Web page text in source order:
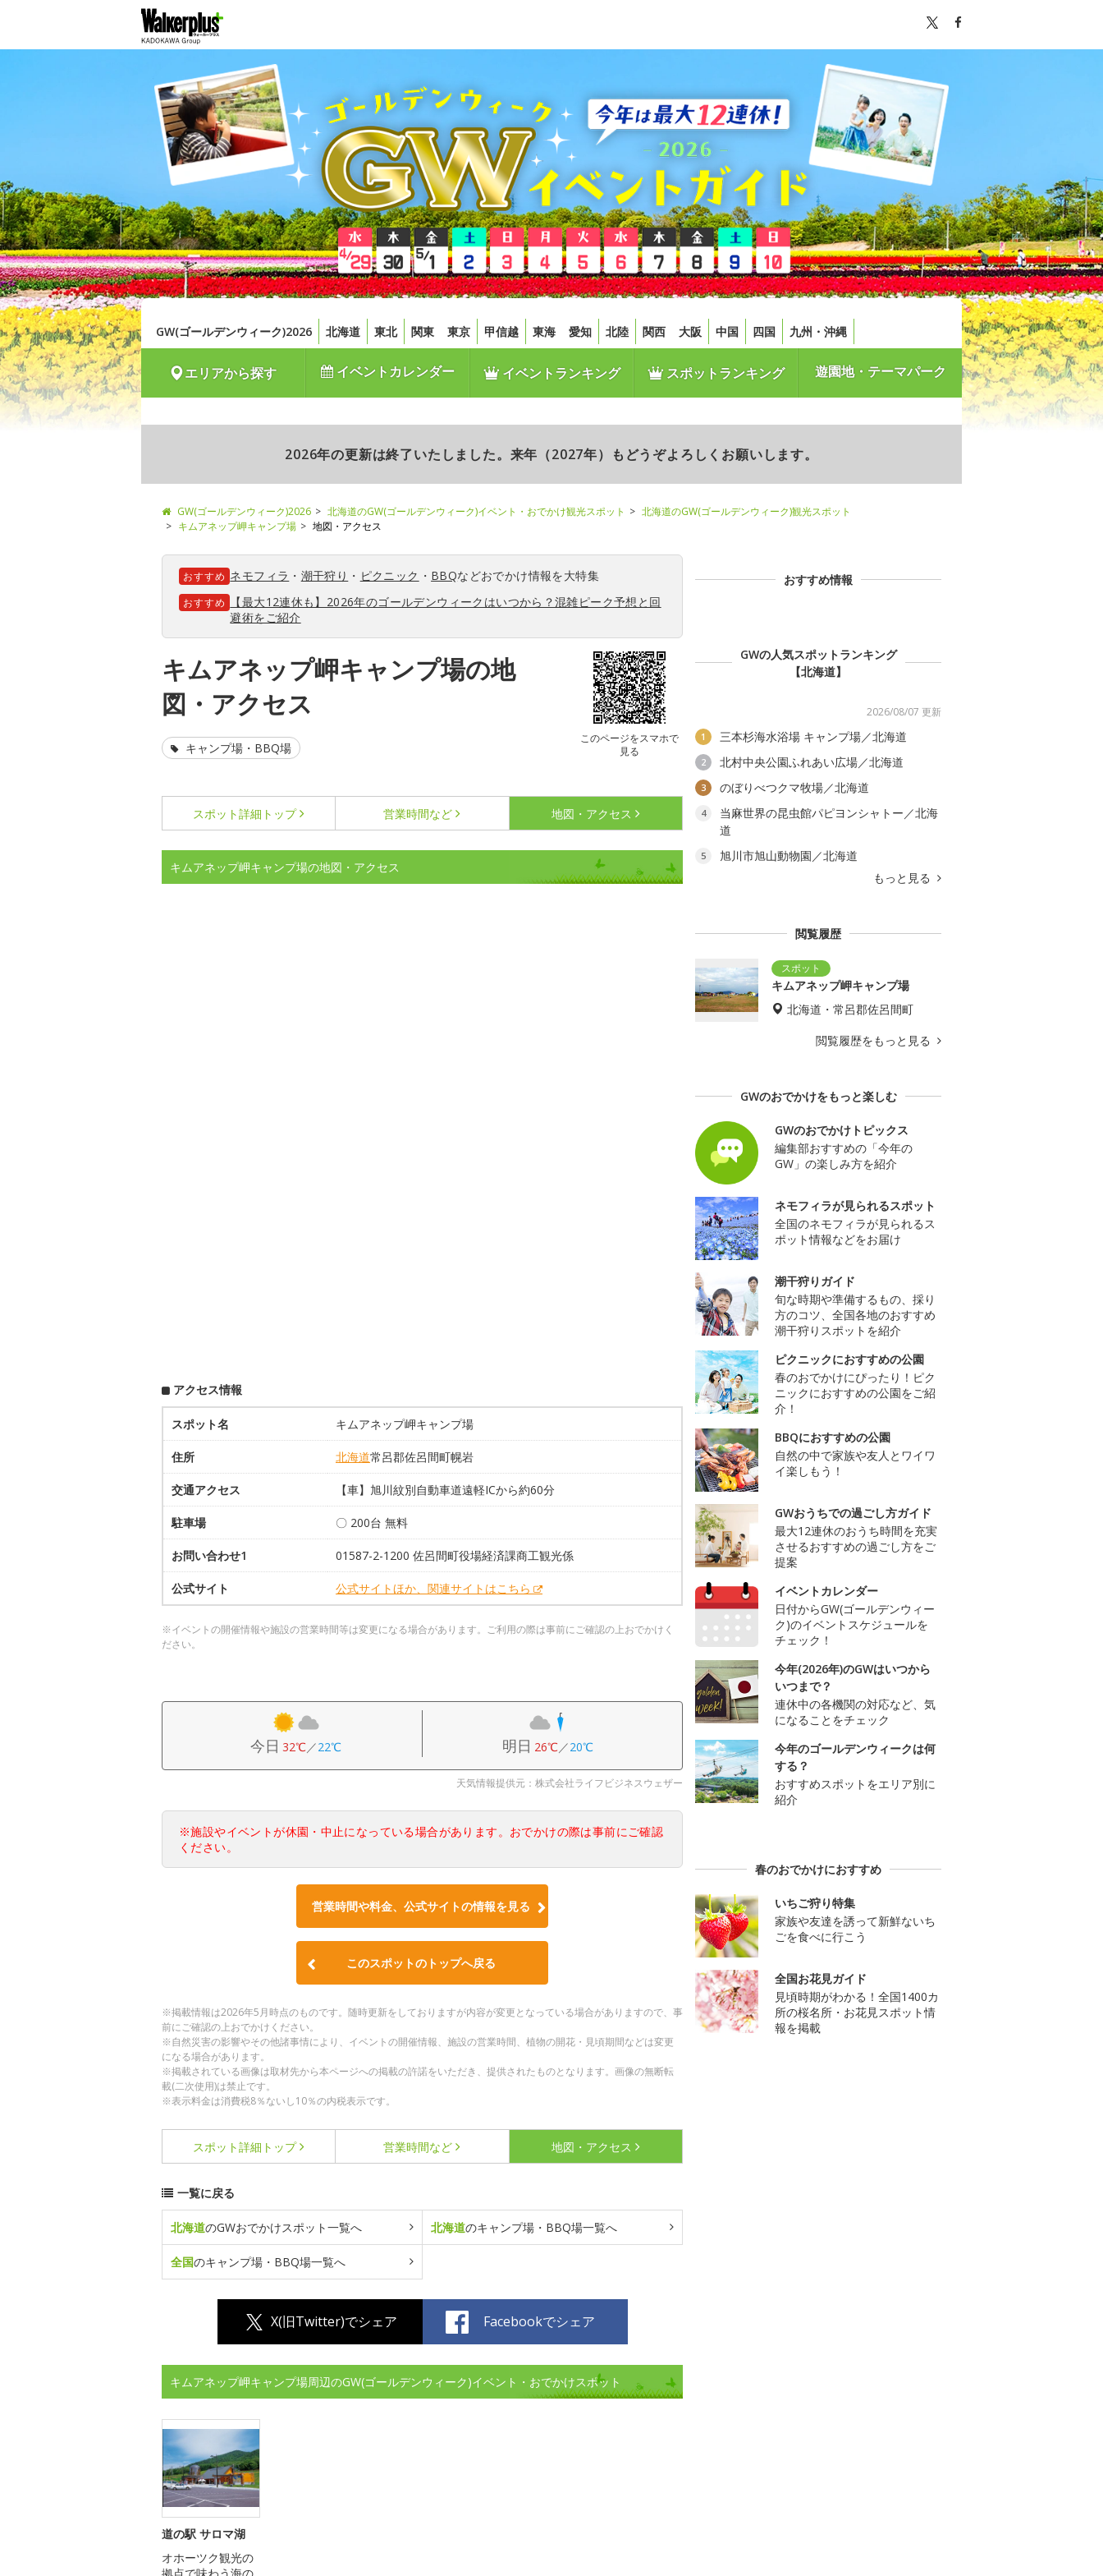
GW(ゴールデンウィーク)2026 北海道 東北 関東 東京 甲信越 東海 愛知 北陸 関西 大阪 中国 四国 九州・沖縄
エリアから探す イベントカレンダー イベントランキング スポットランキング 遊園地・テーマパーク
2026年の更新は終了いたしました。来年（2027年）もどうぞよろしくお願いします。
GW(ゴールデンウィーク)2026 北海道のGW(ゴールデンウィーク)イベント・おでかけ観光スポット
北海道のGW(ゴールデンウィーク)観光スポット
キムアネップ岬キャンプ場
地図・アクセス
おすすめ ネモフィラ ・ 潮干狩り ・ ピクニック ・ BBQなどおでかけ情報を大特集
おすすめ
【最大12連休も】2026年のゴールデンウィークはいつから？混雑ピーク予想と回
避術をご紹介
キムアネップ岬キャンプ場の地
図・アクセス
このページをスマホで
見る
キャンプ場・BBQ場
スポット詳細 トップ 営業時間など 地図・アクセス
キムアネップ岬キャンプ場の地図・アクセス
アクセス情報
スポット名 キムアネップ岬キャンプ場
住所 北海道常呂郡佐呂間町幌岩
交通アクセス 【車】旭川紋別自動車道遠軽ICから約60分
駐車場 〇 200台 無料
お問い合わせ1 01587-2-1200 佐呂間町役場経済課商工観光係
公式サイト 公式サイトほか、関連サイトはこちら
※イベントの開催情報や施設の営業時間等は変更になる場合があります。ご利用の際は事前にご確認の上おでかけく
ださい。
今日 32℃／22℃ 明日 26℃／20℃
天気情報提供元：株式会社ライフビジネスウェザー
※施設やイベントが休園・中止になっている場合があります。おでかけの際は事前にご確認
ください。
営業時間や料金、公式サイトの情報を見る
このスポットのトップへ戻る
※掲載情報は2026年5月時点のものです。随時更新をしておりますが内容が変更となっている場合がありますので、事
前にご確認の上おでかけください。
※自然災害の影響やその他諸事情により、イベントの開催情報、施設の営業時間、植物の開花・見頃期間などは変更
になる場合があります。
※掲載されている画像は取材先から本ページへの掲載の許諾をいただき、提供されたものとなります。画像の無断転
載(二次使用)は禁止です。
※表示料金は消費税8％ないし10％の内税表示です。
スポット詳細 トップ 営業時間など 地図・アクセス
一覧に戻る
北海道のGWおでかけスポット一覧へ 北海道のキャンプ場・BBQ場一覧へ
全国のキャンプ場・BBQ場一覧へ
X(旧Twitter)でシェア Facebookでシェア
キムアネップ岬キャンプ場周辺のGW(ゴールデンウィーク)イベント・おでかけスポット
道の駅 サロマ湖
オホーツク観光の
おすすめ情報
GWの人気スポットランキング
【北海道】
2026/08/07 更新
1 三本杉海水浴場 キャンプ場／北海道
2 北村中央公園ふれあい広場／北海道
3 のぼりべつクマ牧場／北海道
4
当麻世界の昆虫館パピヨンシャトー／北海
道
5
旭川市旭山動物園／北海道
もっと見る
閲覧履歴
キムアネップ岬キャンプ場
北海道・常呂郡佐呂間町
閲覧履歴をもっと見る
GWのおでかけをもっと楽しむ
GWのおでかけトピックス
編集部おすすめの「今年の
GW」の楽しみ方を紹介
ネモフィラが見られるスポット
全国のネモフィラが見られるス
ポット情報などをお届け
潮干狩りガイド
旬な時期や準備するもの、採り
方のコツ、全国各地のおすすめ
潮干狩りスポットを紹介
ピクニックにおすすめの公園
春のおでかけにぴったり！ピク
ニックにおすすめの公園をご紹
介！
BBQにおすすめの公園
自然の中で家族や友人とワイワ
イ楽しもう！
GWおうちでの過ごし方ガイド
最大12連休のおうち時間を充実
させるおすすめの過ごし方をご
提案
イベントカレンダー
日付からGW(ゴールデンウィー
ク)のイベントスケジュールを
チェック！
今年(2026年)のGWはいつから
いつまで？
連休中の各機関の対応など、気
になることをチェック
今年のゴールデンウィークは何
する？
おすすめスポットをエリア別に
紹介
春のおでかけにおすすめ
いちご狩り特集
家族や友達を誘って新鮮ないち
ごを食べに行こう
全国お花見ガイド
見頃時期がわかる！全国1400カ
所の桜名所・お花見スポット情
報を掲載